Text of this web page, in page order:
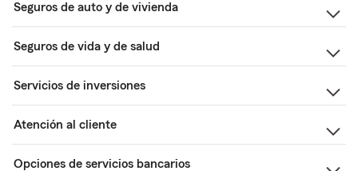
Seguros de auto y de vivienda
Seguros de vida y de salud
Servicios de inversiones
Atención al cliente
Opciones de servicios bancarios